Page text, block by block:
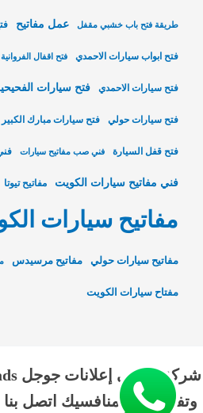
طريقة فتح باب خشبي مقفل عمل مفاتيح
فتح ابواب سيارات الاحمدي فتح اقفال الفروانية
فتح سيارات الاحمدي فتح سيارات
فتح سيارات حولي فتح سيارات مبارك الكبير
فتح قفل السيارة فني صب مفاتيح سيارات
فني مفاتيح سيارات الكويت مفاتيح تيوتا
مفاتيح سيارات
مفاتيح سيارات حولي مفاتيح مرسيدس
مفتاح سيارات الكويت
وتفوق علي منافسيك اتصل بنا